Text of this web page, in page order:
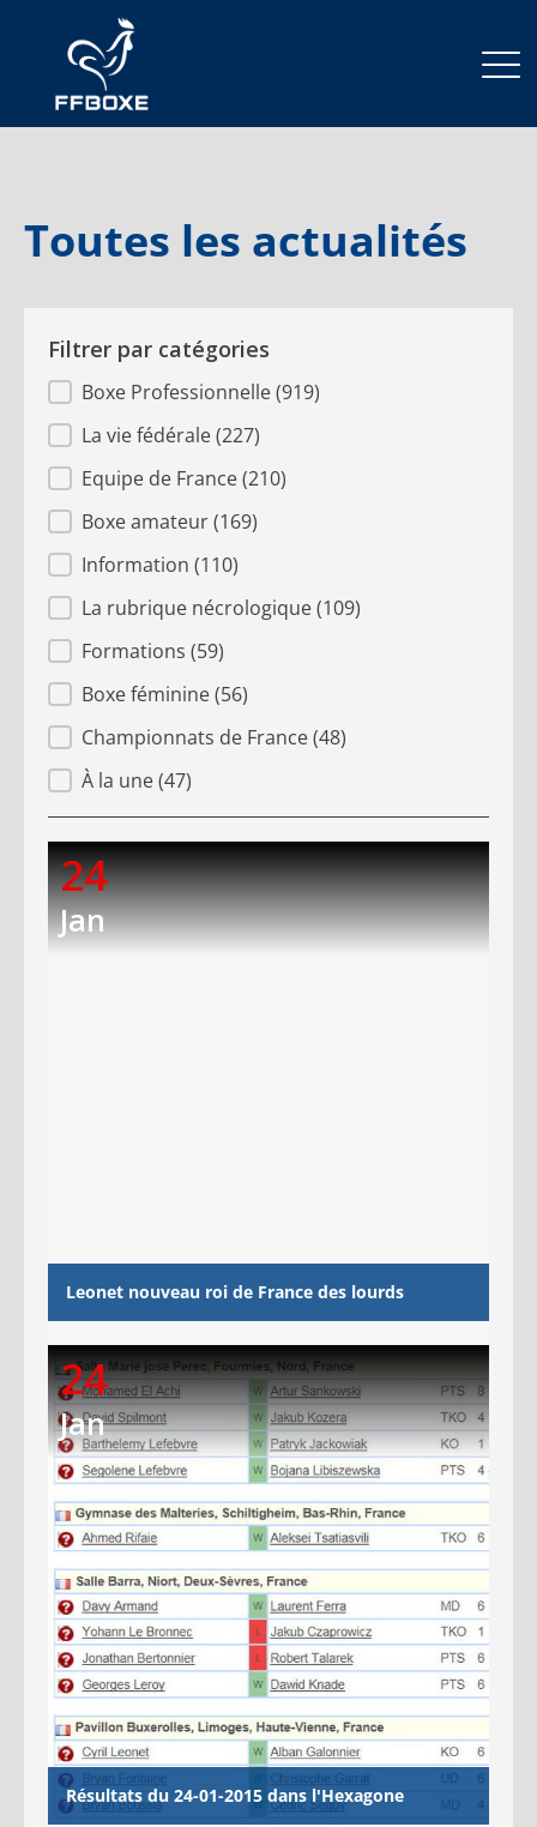
Toutes les actualités
Filtrer par catégories
categorie article
Boxe Professionnelle(919)
La vie fédérale(227)
Equipe de France(210)
Boxe amateur(169)
Information (110)
La rubrique nécrologique(109)
Formations (59)
Boxe féminine(56)
Championnats de France(48)
À la une(47)
24
Jan
Leonet nouveau roi de France des lourds
24
Jan
Résultats du 24-01-2015 dans l'Hexagone